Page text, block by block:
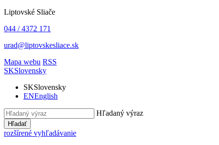
Liptovské Sliače
044 / 4372 171
urad@liptovskesliace.sk
Mapa webu RSS
SKSlovensky
SKSlovensky
ENEnglish
Hľadaný výraz
Hľadať
rozšírené vyhľadávanie